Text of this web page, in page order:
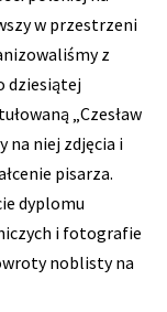
w przestrzeni
z
dziesiątej
„Czesław
na niej zdjęcia i
pisarza.
dyplomu
i fotografie
noblisty na